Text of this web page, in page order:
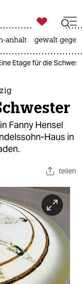

taz zahl ich
anhalt gewalt
Etage für die
Fanny Hensel
Haus in
teilen